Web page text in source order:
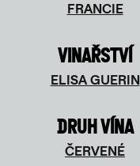
FRANCIE
VINAŘSTVÍ
ELISA GUERIN
DRUH VÍNA
ČERVENÉ